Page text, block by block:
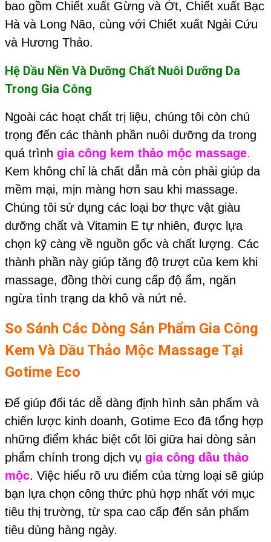
bao gồm Chiết xuất Gừng và Ớt, Chiết xuất Bạc
Hà và Long Não, cùng với Chiết xuất Ngải Cứu
và Hương Thảo.
Hệ Dầu Nền Và Dưỡng Chất Nuôi Dưỡng Da
Trong Gia Công
Ngoài các hoạt chất trị liệu, chúng tôi còn chú
trọng đến các thành phần nuôi dưỡng da trong
quá trình gia công kem thảo mộc massage.
Kem không chỉ là chất dẫn mà còn phải giúp da
mềm mại, mịn màng hơn sau khi massage.
Chúng tôi sử dụng các loại bơ thực vật giàu
dưỡng chất và Vitamin E tự nhiên, được lựa
chọn kỹ càng về nguồn gốc và chất lượng. Các
thành phần này giúp tăng độ trượt của kem khi
massage, đồng thời cung cấp độ ẩm, ngăn
ngừa tình trạng da khô và nứt nẻ.
So Sánh Các Dòng Sản Phẩm Gia Công
Kem Và Dầu Thảo Mộc Massage Tại
Gotime Eco
Để giúp đối tác dễ dàng định hình sản phẩm và
chiến lược kinh doanh, Gotime Eco đã tổng hợp
những điểm khác biệt cốt lõi giữa hai dòng sản
phẩm chính trong dịch vụ gia công dầu thảo
mộc. Việc hiểu rõ ưu điểm của từng loại sẽ giúp
bạn lựa chọn công thức phù hợp nhất với mục
tiêu thị trường, từ spa cao cấp đến sản phẩm
tiêu dùng hàng ngày.